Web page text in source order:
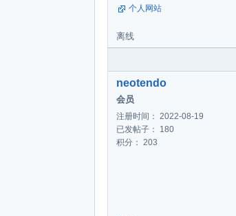
个人网站
离线
neotendo
会员
注册时间： 2022-08-19
已发帖子： 180
积分： 203